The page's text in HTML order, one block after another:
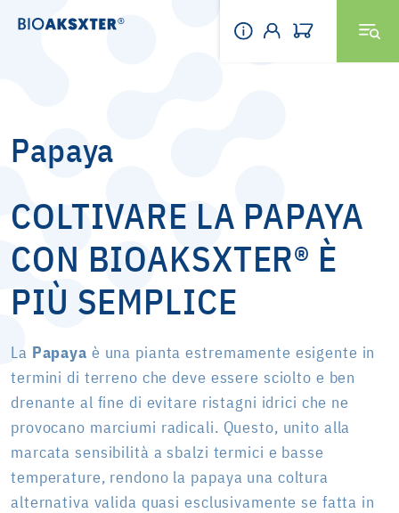
Papaya
COLTIVARE LA PAPAYA
CON BIOAKSXTER® È
PIÙ SEMPLICE
La Papaya è una pianta estremamente esigente in
termini di terreno che deve essere sciolto e ben
drenante al fine di evitare ristagni idrici che ne
provocano marciumi radicali. Questo, unito alla
marcata sensibilità a sbalzi termici e basse
temperature, rendono la papaya una coltura
alternativa valida quasi esclusivamente se fatta in